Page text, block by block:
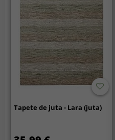
Tapete de juta - Lara (juta)